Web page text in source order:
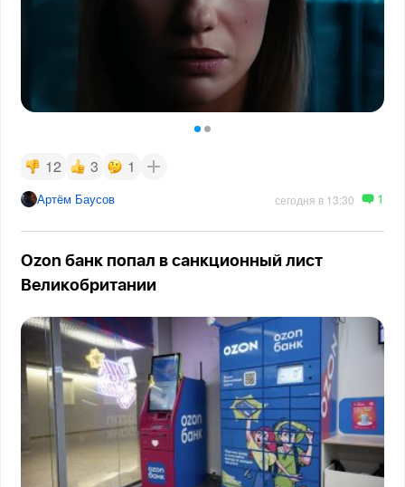
12 3 1
Артём Баусов сегодня в 13:30 1
Ozon банк попал в санкционный лист
Великобритании